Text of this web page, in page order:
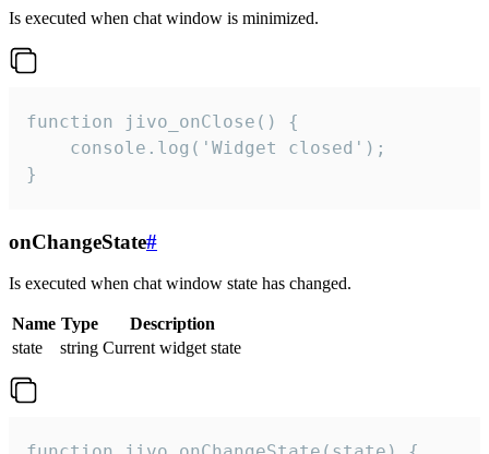
Is executed when chat window is minimized.
function jivo_onClose() {
    console.log('Widget closed');
}
onChangeState#
Is executed when chat window state has changed.
Name Type
Description
state
string Current widget state